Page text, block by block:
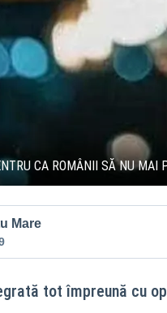
CA ROMÂNII SĂ NU MAI
Mare
tot împreună cu